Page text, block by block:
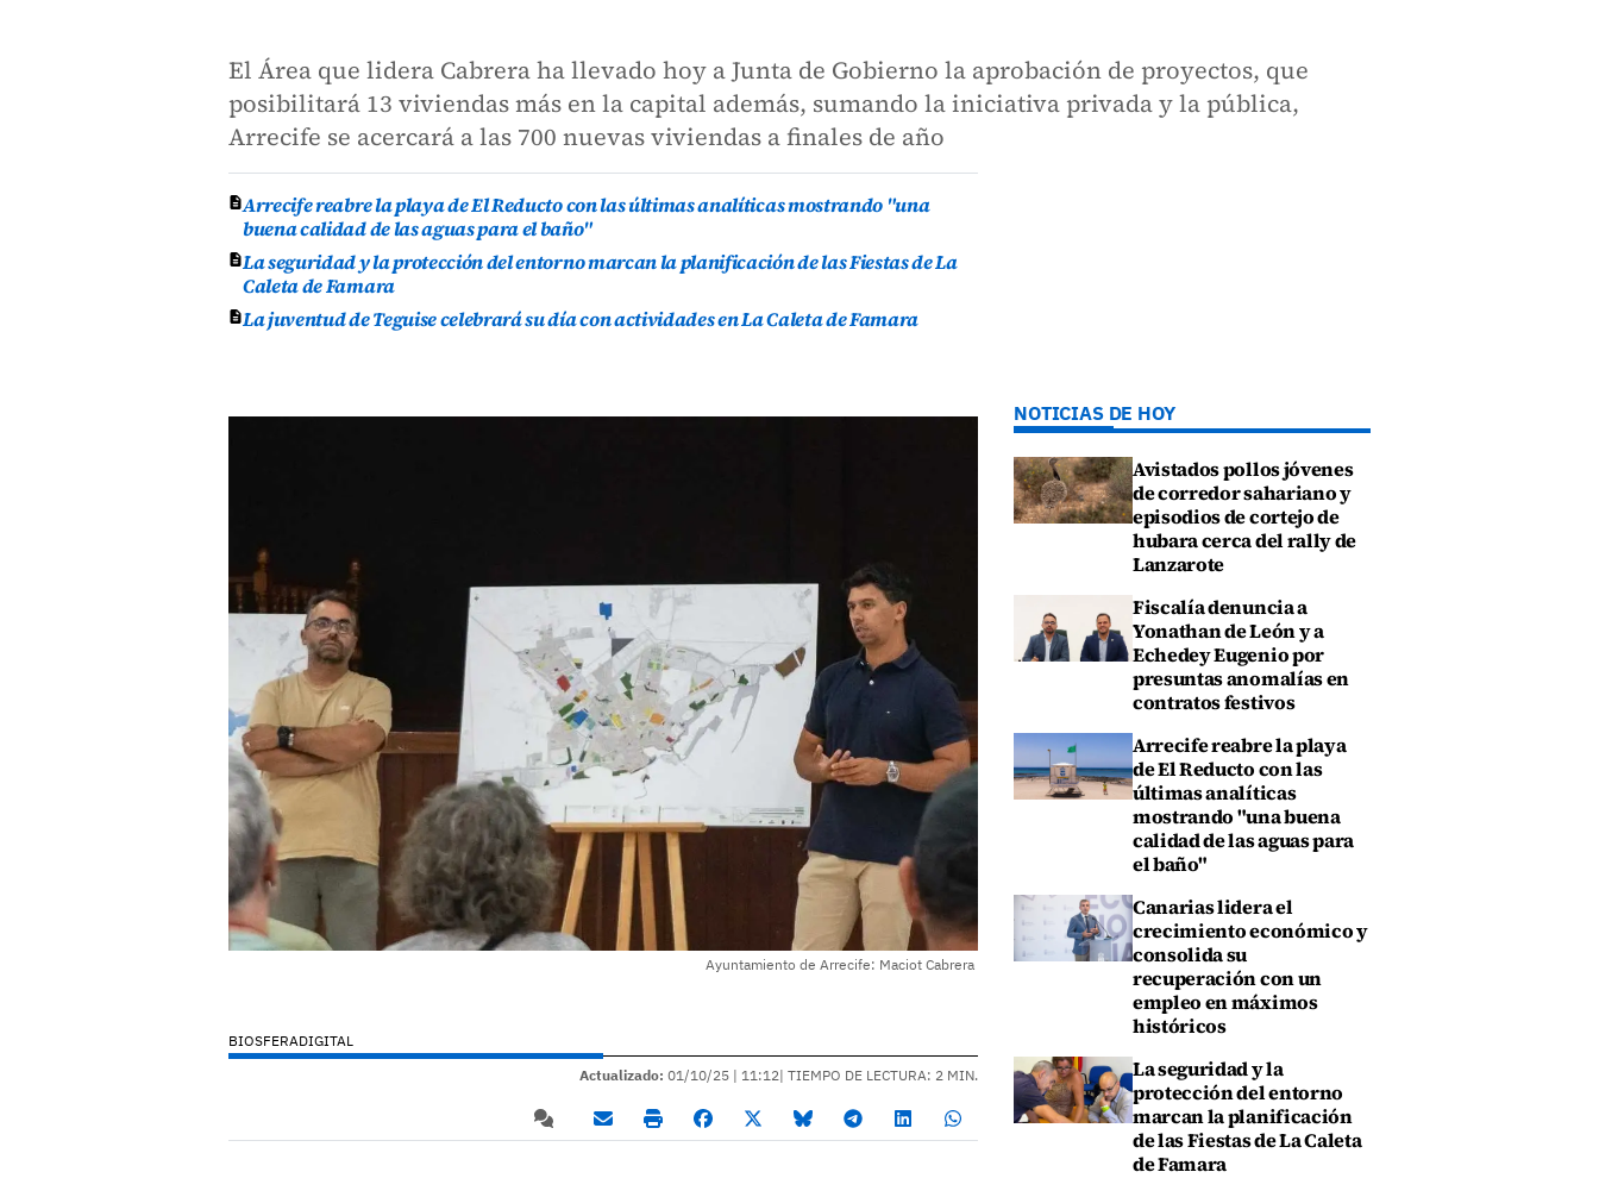
El Área que lidera Cabrera ha llevado hoy a Junta de Gobierno la aprobación de proyectos, que
posibilitará 13 viviendas más en la capital además, sumando la iniciativa privada y la pública,
Arrecife se acercará a las 700 nuevas viviendas a finales de año
Arrecife reabre la playa de El Reducto con las últimas analíticas mostrando "una
buena calidad de las aguas para el baño"
La seguridad y la protección del entorno marcan la planificación de las Fiestas de La
Caleta de Famara
La juventud de Teguise celebrará su día con actividades en La Caleta de Famara
Ayuntamiento de Arrecife: Maciot Cabrera
BIOSFERADIGITAL
Actualizado: 01/10/25 | 11:12| TIEMPO DE LECTURA: 2 MIN.
NOTICIAS DE HOY
Avistados pollos jóvenes
de corredor sahariano y
episodios de cortejo de
hubara cerca del rally de
Lanzarote
Fiscalía denuncia a
Yonathan de León y a
Echedey Eugenio por
presuntas anomalías en
contratos festivos
Arrecife reabre la playa
de El Reducto con las
últimas analíticas
mostrando "una buena
calidad de las aguas para
el baño"
Canarias lidera el
crecimiento económico y
consolida su
recuperación con un
empleo en máximos
históricos
La seguridad y la
protección del entorno
marcan la planificación
de las Fiestas de La Caleta
de Famara